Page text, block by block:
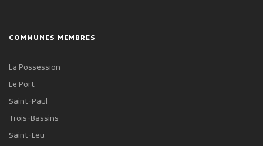
COMMUNES MEMBRES
La Possession
Le Port
Saint-Paul
Trois-Bassins
Saint-Leu